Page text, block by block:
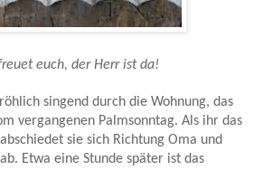
euch, der Herr ist da!
singend durch die Wohnung, das
vergangenen Palmsonntag. Als ihr das
sie sich Richtung Oma und
Etwa eine Stunde später ist das